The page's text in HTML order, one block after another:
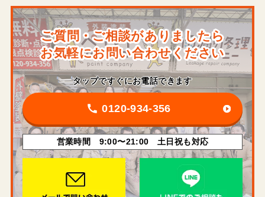
ご質問・ご相談がありましたら
お気軽にお問い合わせください
タップですぐにお電話できます
0120-934-356
営業時間 9:00〜21:00 土日祝も対応